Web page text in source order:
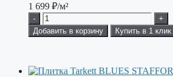
1 699 ₽/м²
-
+
Добавить в корзину
Купить в 1 клик